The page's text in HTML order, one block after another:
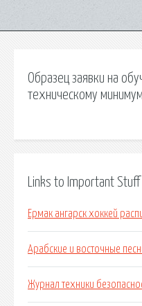
Образец заявки на
техническому
Links to Important Stuff
Ермак ангарск хоккей
Арабские и восточные
Журнал техники